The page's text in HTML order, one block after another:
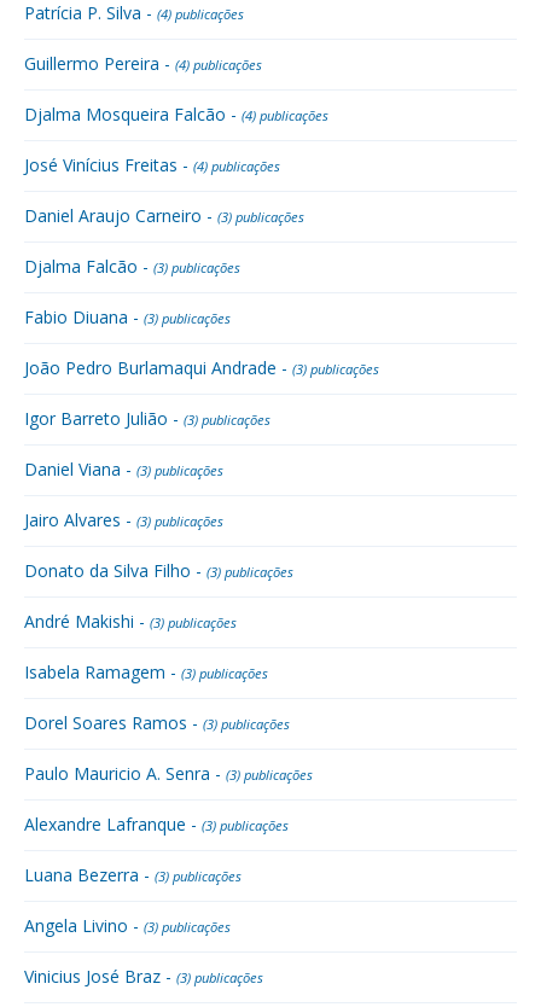
Patrícia P. Silva - (4) publicações
Guillermo Pereira - (4) publicações
Djalma Mosqueira Falcão - (4) publicações
José Vinícius Freitas - (4) publicações
Daniel Araujo Carneiro - (3) publicações
Djalma Falcão - (3) publicações
Fabio Diuana - (3) publicações
João Pedro Burlamaqui Andrade - (3) publicações
Igor Barreto Julião - (3) publicações
Daniel Viana - (3) publicações
Jairo Alvares - (3) publicações
Donato da Silva Filho - (3) publicações
André Makishi - (3) publicações
Isabela Ramagem - (3) publicações
Dorel Soares Ramos - (3) publicações
Paulo Mauricio A. Senra - (3) publicações
Alexandre Lafranque - (3) publicações
Luana Bezerra - (3) publicações
Angela Livino - (3) publicações
Vinicius José Braz - (3) publicações